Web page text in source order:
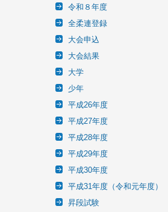
令和８年度
全柔連登録
大会申込
大会結果
大学
少年
平成26年度
平成27年度
平成28年度
平成29年度
平成30年度
平成31年度（令和元年度）
昇段試験